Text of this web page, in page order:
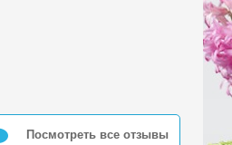
Посмотреть все отзывы